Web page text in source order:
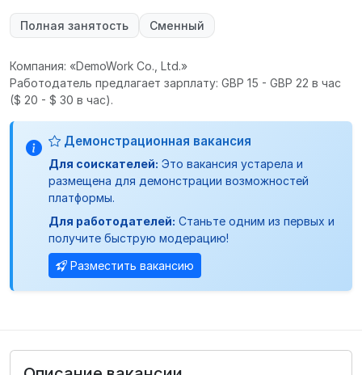
Полная занятость Сменный
Компания: «DemoWork Co., Ltd.»
Работодатель предлагает зарплату: GBP 15 - GBP 22 в час
($ 20 - $ 30 в час).
Демонстрационная вакансия
Для соискателей: Это вакансия устарела и
размещена для демонстрации возможностей
платформы.
Для работодателей: Станьте одним из первых и
получите быструю модерацию!
Разместить вакансию